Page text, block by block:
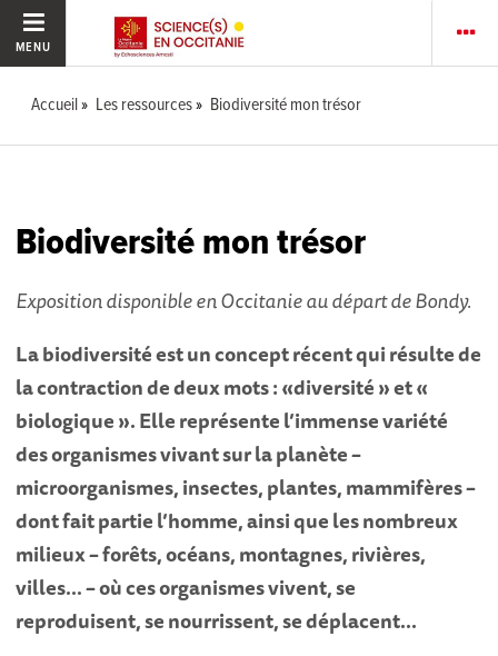
MENU
Accueil Les ressources Biodiversité mon trésor
Biodiversité mon trésor
Exposition disponible en Occitanie au départ de Bondy.
La biodiversité est un concept récent qui résulte de
la contraction de deux mots : «diversité » et «
biologique ». Elle représente l’immense variété
des organismes vivant sur la planète –
microorganismes, insectes, plantes, mammifères –
dont fait partie l’homme, ainsi que les nombreux
milieux – forêts, océans, montagnes, rivières,
villes… – où ces organismes vivent, se
reproduisent, se nourrissent, se déplacent...